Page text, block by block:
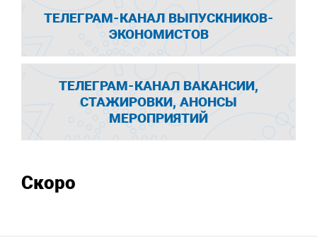
ТЕЛЕГРАМ-КАНАЛ ВЫПУСКНИКОВ-
ЭКОНОМИСТОВ
ТЕЛЕГРАМ-КАНАЛ ВАКАНСИИ,
СТАЖИРОВКИ, АНОНСЫ
МЕРОПРИЯТИЙ
Скоро